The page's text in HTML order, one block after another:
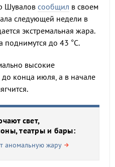
Шувалов сообщил в своем
следующей недели в
экстремальная жара.
поднимутся до 43 °C.
высокие
конца июля, а в начале
свет,
театры и бары:
аномальную жару